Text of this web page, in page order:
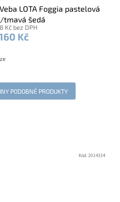
Kód:2014334
LOTA Foggia pastelová
tmavá šedá
Kč bez DPH
Kč
PODOBNÉ PRODUKTY